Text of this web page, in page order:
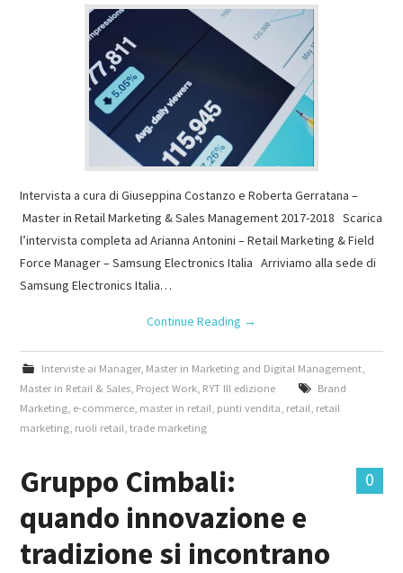
Intervista a cura di Giuseppina Costanzo e Roberta Gerratana –
Master in Retail Marketing & Sales Management 2017-2018 Scarica
l’intervista completa ad Arianna Antonini – Retail Marketing & Field
Force Manager – Samsung Electronics Italia Arriviamo alla sede di
Samsung Electronics Italia…
Continue Reading →
Interviste ai Manager, Master in Marketing and Digital Management,
Master in Retail & Sales Project Work RYT III edizione
Brand
Marketing e-commerce master in retail punti vendita retail retail
marketing ruoli retail ,trade marketing
0
Gruppo Cimbali:
quando innovazione e
tradizione si incontrano